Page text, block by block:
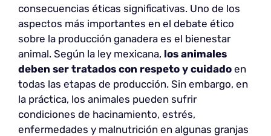
consecuencias éticas significativas. Uno de los
aspectos más importantes en el debate ético
sobre la producción ganadera es el bienestar
animal. Según la ley mexicana, los animales
deben ser tratados con respeto y cuidado en
todas las etapas de producción. Sin embargo, en
la práctica, los animales pueden sufrir
condiciones de hacinamiento, estrés,
enfermedades y malnutrición en algunas granjas